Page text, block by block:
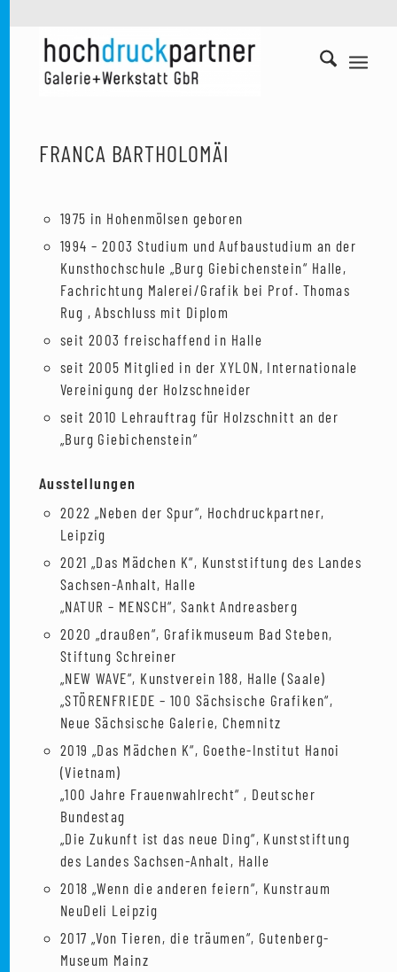
FRANCA BARTHOLOMÄI
1975 in Hohenmölsen geboren
1994 – 2003 Studium und Aufbaustudium an der
Kunsthochschule „Burg Giebichenstein“ Halle,
Fachrichtung Malerei/Grafik bei Prof. Thomas
Rug , Abschluss mit Diplom
seit 2003 freischaffend in Halle
seit 2005 Mitglied in der XYLON, Internationale
Vereinigung der Holzschneider
seit 2010 Lehrauftrag für Holzschnitt an der
„Burg Giebichenstein“
Ausstellungen
2022 „Neben der Spur“, Hochdruckpartner,
Leipzig
2021 „Das Mädchen K“, Kunststiftung des Landes
Sachsen-Anhalt, Halle
„NATUR – MENSCH“, Sankt Andreasberg
2020 „draußen“, Grafikmuseum Bad Steben,
Stiftung Schreiner
„NEW WAVE“, Kunstverein 188, Halle (Saale)
„STÖRENFRIEDE – 100 Sächsische Grafiken“,
Neue Sächsische Galerie, Chemnitz
2019 „Das Mädchen K“, Goethe-Institut Hanoi
(Vietnam)
„100 Jahre Frauenwahlrecht“ , Deutscher
Bundestag
„Die Zukunft ist das neue Ding“, Kunststiftung
des Landes Sachsen-Anhalt, Halle
2018 „Wenn die anderen feiern“, Kunstraum
NeuDeli Leipzig
2017 „Von Tieren, die träumen“, Gutenberg-
Museum Mainz